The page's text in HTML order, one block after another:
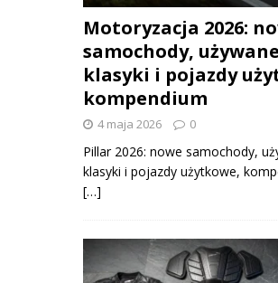
Motoryzacja 2026:
samochody,
klasyki i pojazdy
kompendium
4 maja 2026 0
Pillar 2026: nowe samochody,
klasyki i pojazdy użytkowe,
[…]